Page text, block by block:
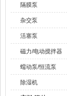
隔膜泵
杂交泵
活塞泵
磁力/电动搅拌器
蠕动泵/恒流泵
除湿机